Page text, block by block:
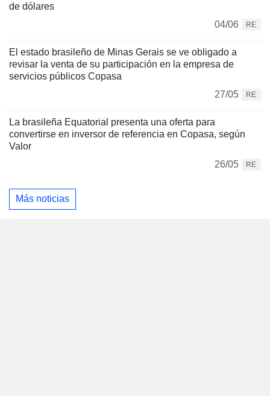
de dólares
04/06
RE
El estado brasileño de Minas Gerais se ve obligado a
revisar la venta de su participación en la empresa de
servicios públicos Copasa
27/05
RE
La brasileña Equatorial presenta una oferta para
convertirse en inversor de referencia en Copasa, según
Valor
26/05
RE
Más noticias